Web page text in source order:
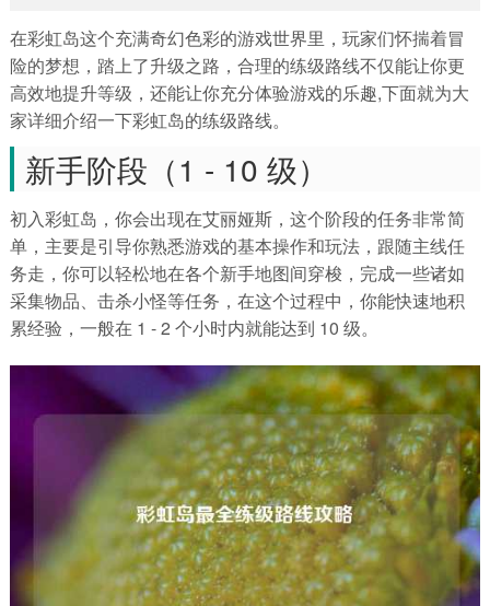
在彩虹岛这个充满奇幻色彩的游戏世界里，玩家们怀揣着冒
险的梦想，踏上了升级之路，合理的练级路线不仅能让你更
高效地提升等级，还能让你充分体验游戏的乐趣,下面就为大
家详细介绍一下彩虹岛的练级路线。
新手阶段（1 - 10 级）
初入彩虹岛，你会出现在艾丽娅斯，这个阶段的任务非常简
单，主要是引导你熟悉游戏的基本操作和玩法，跟随主线任
务走，你可以轻松地在各个新手地图间穿梭，完成一些诸如
采集物品、击杀小怪等任务，在这个过程中，你能快速地积
累经验，一般在 1 - 2 个小时内就能达到 10 级。